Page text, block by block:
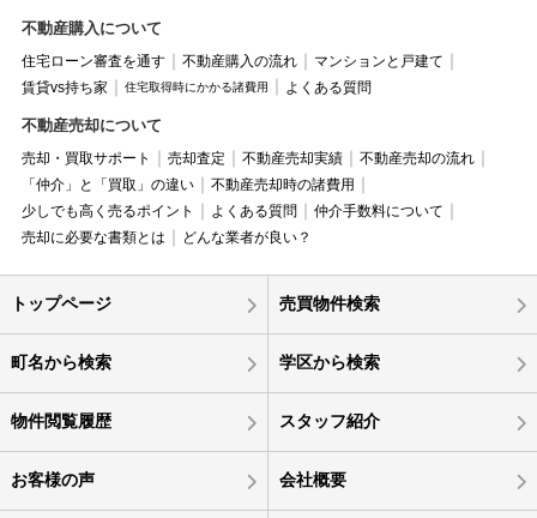
不動産購入について
住宅ローン審査を通す 不動産購入の流れ
マンションと戸建て
賃貸vs持ち家
住宅取得時にかかる諸費用 よくある質問
不動産売却について
売却・買取サポート 売却査定 不動産売却実績
不動産売却の流れ
「仲介」と「買取」の違い
不動産売却時の諸費用
少しでも高く売るポイント
よくある質問
仲介手数料について
売却に必要な書類とは
どんな業者が良い？
トップページ 売買物件検索
町名から検索 学区から検索
物件閲覧履歴 スタッフ紹介
お客様の声 会社概要